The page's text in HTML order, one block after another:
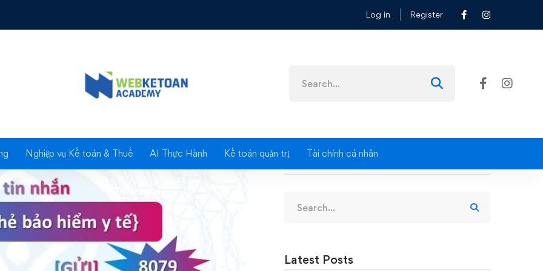
Log in Register
for:
Nghiệp vụ Kế toán & Thuế AI Thực Hành Kế toán quản trị Tài chính cá nhân
thông báo qua SMS
for:
Latest Posts